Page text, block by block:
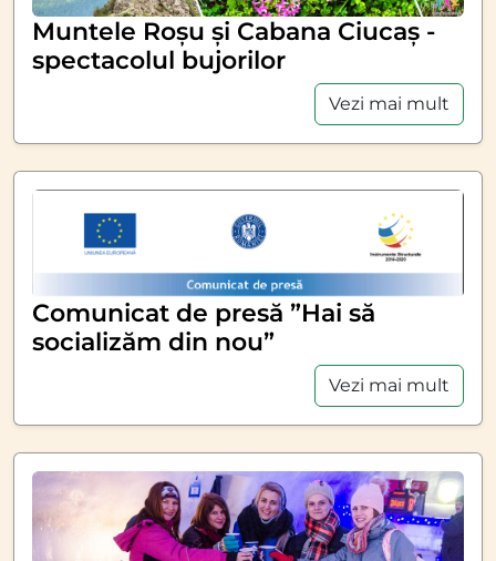
Muntele Roșu și Cabana Ciucaș -
spectacolul bujorilor
Vezi mai mult
Comunicat de presă ”Hai să
socializăm din nou”
Vezi mai mult